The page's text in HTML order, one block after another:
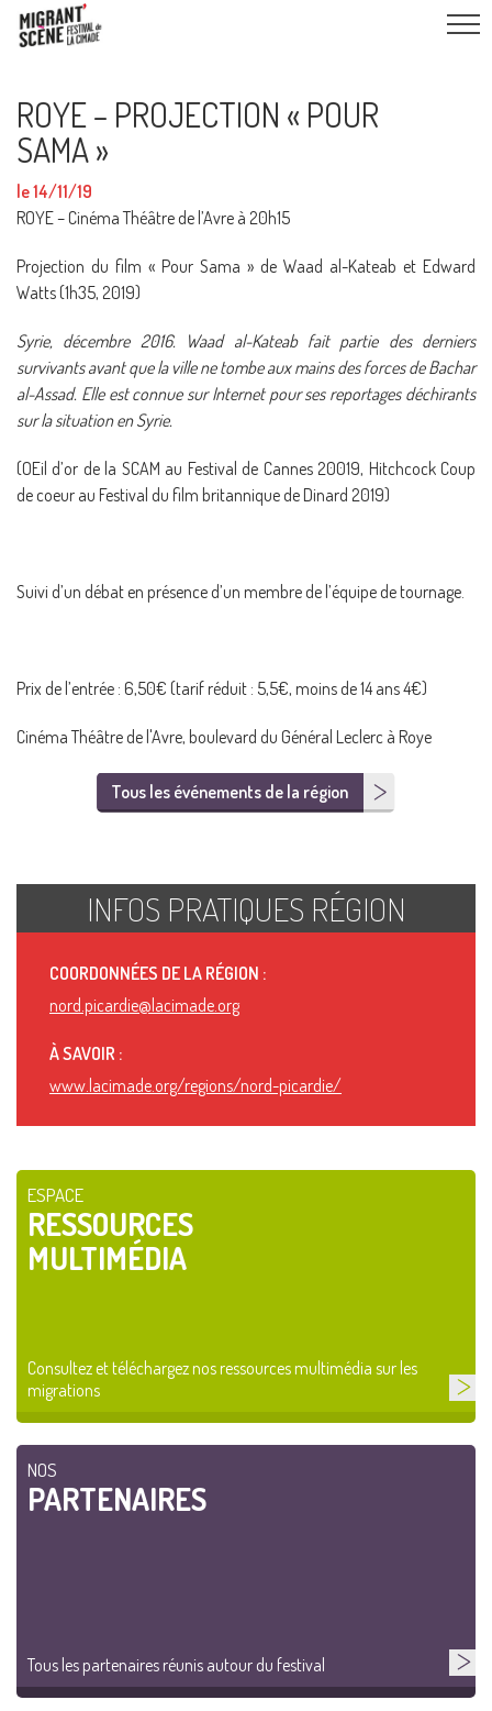
ROYE – PROJECTION « POUR
SAMA »
le 14/11/19
ROYE – Cinéma Théâtre de l’Avre à 20h15
Projection du film « Pour Sama » de Waad al-Kateab et Edward
Watts (1h35, 2019)
Syrie, décembre 2016. Waad al-Kateab fait partie des derniers
survivants avant que la ville ne tombe aux mains des forces de Bachar
al-Assad. Elle est connue sur Internet pour ses reportages déchirants
sur la situation en Syrie.
(OEil d’or de la SCAM au Festival de Cannes 20019, Hitchcock Coup
de coeur au Festival du film britannique de Dinard 2019)
Suivi d’un débat en présence d’un membre de l’équipe de tournage.
Prix de l’entrée : 6,50€ (tarif réduit : 5,5€, moins de 14 ans 4€)
Cinéma Théâtre de l'Avre, boulevard du Général Leclerc à Roye
Tous les événements de la région
INFOS PRATIQUES RÉGION
COORDONNÉES DE LA RÉGION :
nord.picardie@lacimade.org
À SAVOIR :
www.lacimade.org/regions/nord-picardie/
ESPACE
RESSOURCES
MULTIMÉDIA
Consultez et téléchargez nos ressources multimédia sur les
migrations
NOS
PARTENAIRES
Tous les partenaires réunis autour du festival